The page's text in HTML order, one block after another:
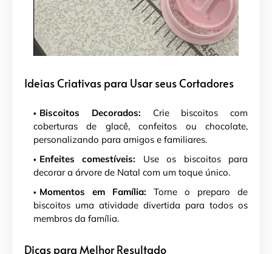
Ideias Criativas para Usar seus Cortadores
Biscoitos Decorados: Crie biscoitos com
coberturas de glacê, confeitos ou chocolate,
personalizando para amigos e familiares.
Enfeites comestíveis: Use os biscoitos para
decorar a árvore de Natal com um toque único.
Momentos em Família: Torne o preparo de
biscoitos uma atividade divertida para todos os
membros da família.
Dicas para Melhor Resultado